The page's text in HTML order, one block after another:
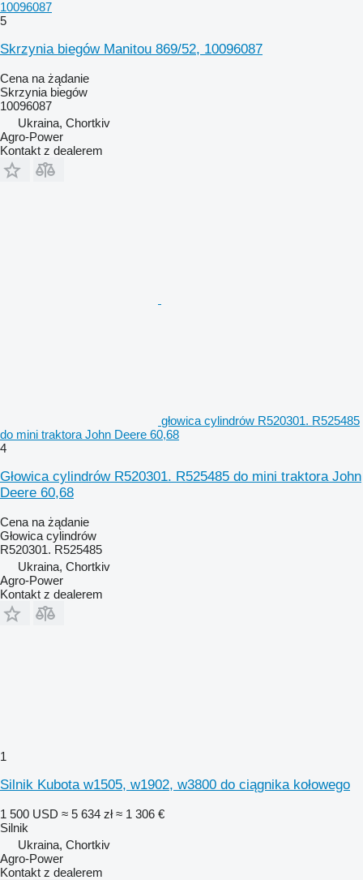
10096087
5
Skrzynia biegów Manitou 869/52, 10096087
Cena na żądanie
Skrzynia biegów
10096087
Ukraina, Chortkiv
Agro-Power
Kontakt z dealerem
głowica cylindrów R520301. R525485
do mini traktora John Deere 60,68
4
Głowica cylindrów R520301. R525485 do mini traktora John
Deere 60,68
Cena na żądanie
Głowica cylindrów
R520301. R525485
Ukraina, Chortkiv
Agro-Power
Kontakt z dealerem
1
Silnik Kubota w1505, w1902, w3800 do ciągnika kołowego
1 500 USD ≈ 5 634 zł ≈ 1 306 €
Silnik
Ukraina, Chortkiv
Agro-Power
Kontakt z dealerem